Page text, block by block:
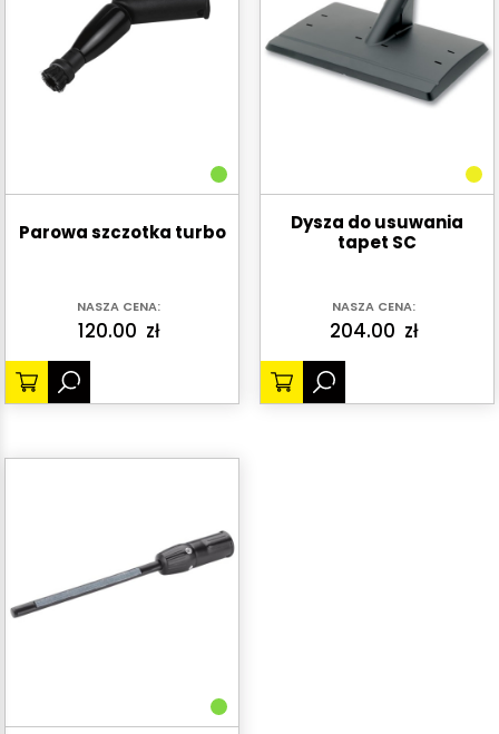
Parowa szczotka turbo
NASZA CENA:
120.00 zł
Dysza do usuwania
tapet SC
NASZA CENA:
204.00 zł